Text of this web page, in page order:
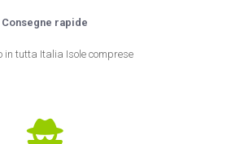
Consegne rapide
in tutta Italia Isole comprese